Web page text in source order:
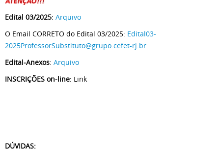
Edital 03/2025: Arquivo
O Email CORRETO do Edital 03/2025: Edital03-
2025ProfessorSubstituto@grupo.cefet-rj.br
Edital-Anexos: Arquivo
INSCRIÇÕES on-line: Link
DÚVIDAS: